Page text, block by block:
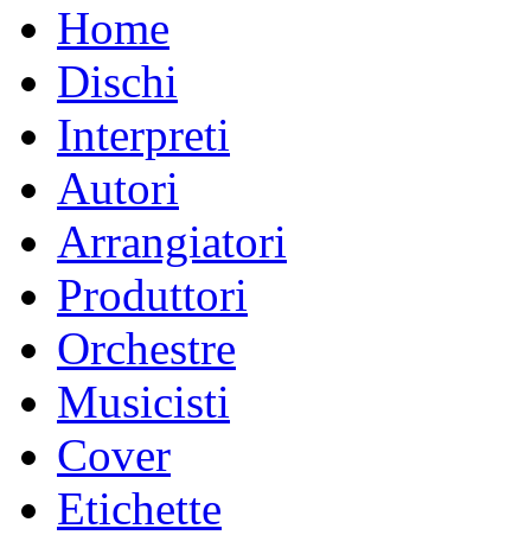
Home
Dischi
Interpreti
Autori
Arrangiatori
Produttori
Orchestre
Musicisti
Cover
Etichette